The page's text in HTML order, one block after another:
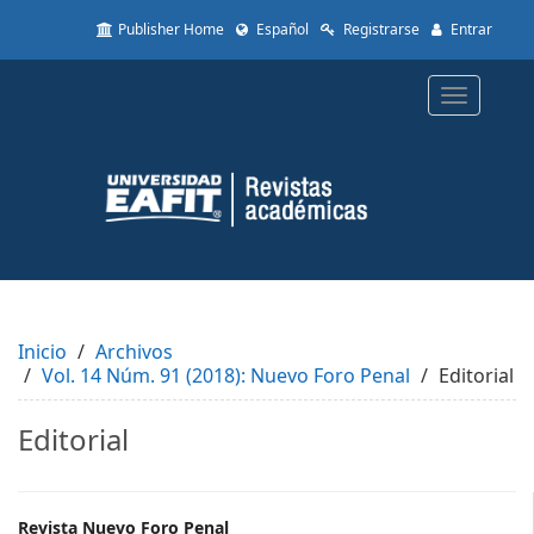
to
Content
Sidebar
Publisher Home Español Registrarse Entrar
Toggle
Inicio
Archivos
Vol. 14 Núm. 91 (2018): Nuevo Foro Penal
Editorial
Editorial
Revista Nuevo Foro Penal